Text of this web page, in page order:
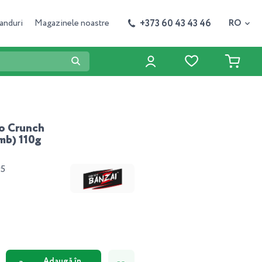
Magazinele noastre +373 60 43 43 46 RO
Crunch
110g